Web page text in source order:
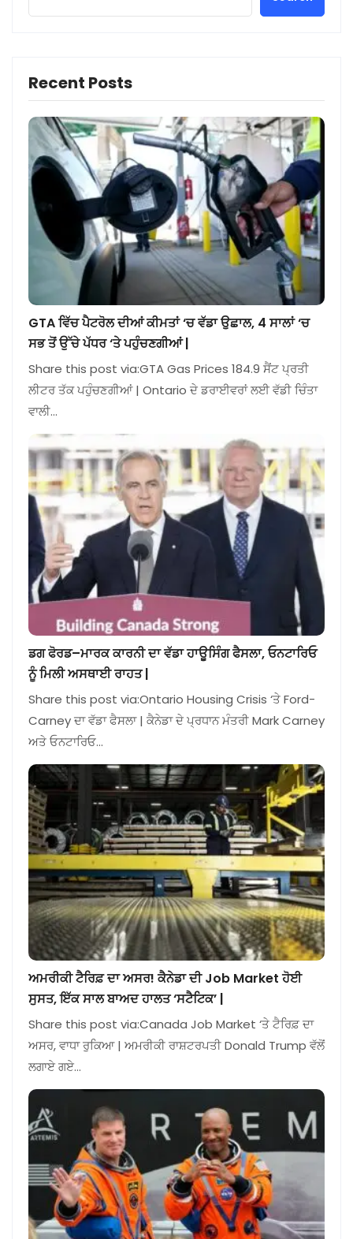
Recent Posts
GTA ਵਿੱਚ ਪੈਟਰੋਲ ਦੀਆਂ ਕੀਮਤਾਂ ‘ਚ ਵੱਡਾ ਉਛਾਲ, 4 ਸਾਲਾਂ ‘ਚ
ਸਭ ਤੋਂ ਉੱਚੇ ਪੱਧਰ ‘ਤੇ ਪਹੁੰਚਣਗੀਆਂ |
Share this post via:GTA Gas Prices 184.9 ਸੈਂਟ ਪ੍ਰਤੀ
ਲੀਟਰ ਤੱਕ ਪਹੁੰਚਣਗੀਆਂ | Ontario ਦੇ ਡਰਾਈਵਰਾਂ ਲਈ ਵੱਡੀ ਚਿੰਤਾ
ਵਾਲੀ…
ਡਗ ਫੋਰਡ–ਮਾਰਕ ਕਾਰਨੀ ਦਾ ਵੱਡਾ ਹਾਊਸਿੰਗ ਫੈਸਲਾ, ਓਨਟਾਰਿਓ
ਨੂੰ ਮਿਲੀ ਅਸਥਾਈ ਰਾਹਤ |
Share this post via:Ontario Housing Crisis ‘ਤੇ Ford-
Carney ਦਾ ਵੱਡਾ ਫੈਸਲਾ | ਕੈਨੇਡਾ ਦੇ ਪ੍ਰਧਾਨ ਮੰਤਰੀ Mark Carney
ਅਤੇ ਓਨਟਾਰਿਓ…
ਅਮਰੀਕੀ ਟੈਰਿਫ਼ ਦਾ ਅਸਰ! ਕੈਨੇਡਾ ਦੀ Job Market ਹੋਈ
ਸੁਸਤ, ਇੱਕ ਸਾਲ ਬਾਅਦ ਹਾਲਤ ‘ਸਟੈਟਿਕ’ |
Share this post via:Canada Job Market ‘ਤੇ ਟੈਰਿਫ਼ ਦਾ
ਅਸਰ, ਵਾਧਾ ਰੁਕਿਆ | ਅਮਰੀਕੀ ਰਾਸ਼ਟਰਪਤੀ Donald Trump ਵੱਲੋਂ
ਲਗਾਏ ਗਏ…